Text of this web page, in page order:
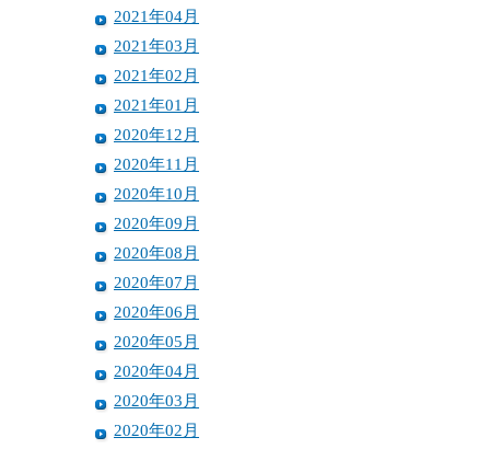
2021年04月
2021年03月
2021年02月
2021年01月
2020年12月
2020年11月
2020年10月
2020年09月
2020年08月
2020年07月
2020年06月
2020年05月
2020年04月
2020年03月
2020年02月